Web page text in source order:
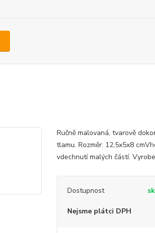
Ručně malovaná, tvarově
tlamu. Rozměr: 12,5x5x8
vdechnutí malých částí.
Dostupnost
Nejsme plátci DPH